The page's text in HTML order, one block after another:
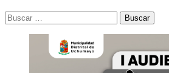
Buscar: